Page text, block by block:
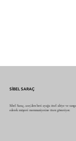
SİBEL SARAÇ
Sibel Saraç, 2015’den beri ayağa özel abiye ve
ederek müşteri memnuniyetine özen gösteriyor.